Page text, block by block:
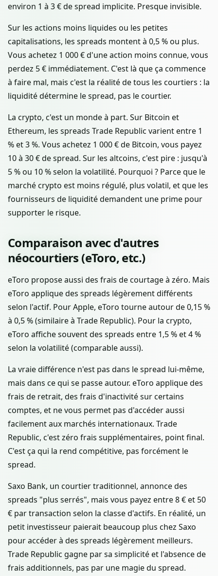
environ 1 à 3 € de spread implicite. Presque invisible.
Sur les actions moins liquides ou les petites
capitalisations, les spreads montent à 0,5 % ou plus.
Vous achetez 1 000 € d'une action moins connue, vous
perdez 5 € immédiatement. C'est là que ça commence
à faire mal, mais c'est la réalité de tous les courtiers : la
liquidité détermine le spread, pas le courtier.
La crypto, c'est un monde à part. Sur Bitcoin et
Ethereum, les spreads Trade Republic varient entre 1
% et 3 %. Vous achetez 1 000 € de Bitcoin, vous payez
10 à 30 € de spread. Sur les altcoins, c'est pire : jusqu'à
5 % ou 10 % selon la volatilité. Pourquoi ? Parce que le
marché crypto est moins régulé, plus volatil, et que les
fournisseurs de liquidité demandent une prime pour
supporter le risque.
Comparaison avec d'autres
néocourtiers (eToro, etc.)
eToro propose aussi des frais de courtage à zéro. Mais
eToro applique des spreads légèrement différents
selon l'actif. Pour Apple, eToro tourne autour de 0,15 %
à 0,5 % (similaire à Trade Republic). Pour la crypto,
eToro affiche souvent des spreads entre 1,5 % et 4 %
selon la volatilité (comparable aussi).
La vraie différence n'est pas dans le spread lui-même,
mais dans ce qui se passe autour. eToro applique des
frais de retrait, des frais d'inactivité sur certains
comptes, et ne vous permet pas d'accéder aussi
facilement aux marchés internationaux. Trade
Republic, c'est zéro frais supplémentaires, point final.
C'est ça qui la rend compétitive, pas forcément le
spread.
Saxo Bank, un courtier traditionnel, annonce des
spreads "plus serrés", mais vous payez entre 8 € et 50
€ par transaction selon la classe d'actifs. En réalité, un
petit investisseur paierait beaucoup plus chez Saxo
pour accéder à des spreads légèrement meilleurs.
Trade Republic gagne par sa simplicité et l'absence de
frais additionnels, pas par une magie du spread.